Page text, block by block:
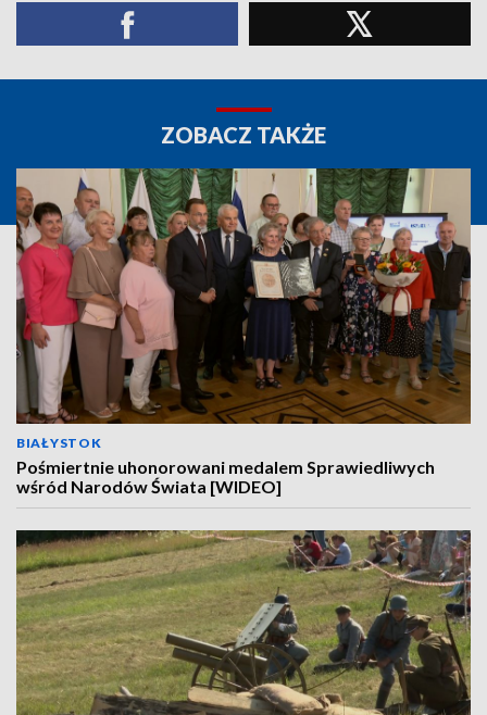
ZOBACZ TAKŻE
BIAŁYSTOK
Pośmiertnie uhonorowani medalem Sprawiedliwych
wśród Narodów Świata [WIDEO]